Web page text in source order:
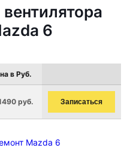
6
в Руб.
руб. Записаться
Mazda 6